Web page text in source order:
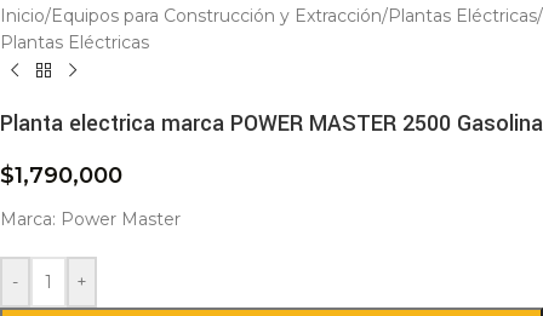
Inicio/Equipos para Construcción y Extracción/Plantas Eléctricas/
Plantas Eléctricas
Planta electrica marca POWER MASTER 2500 Gasolina
$1,790,000
Marca: Power Master
- +